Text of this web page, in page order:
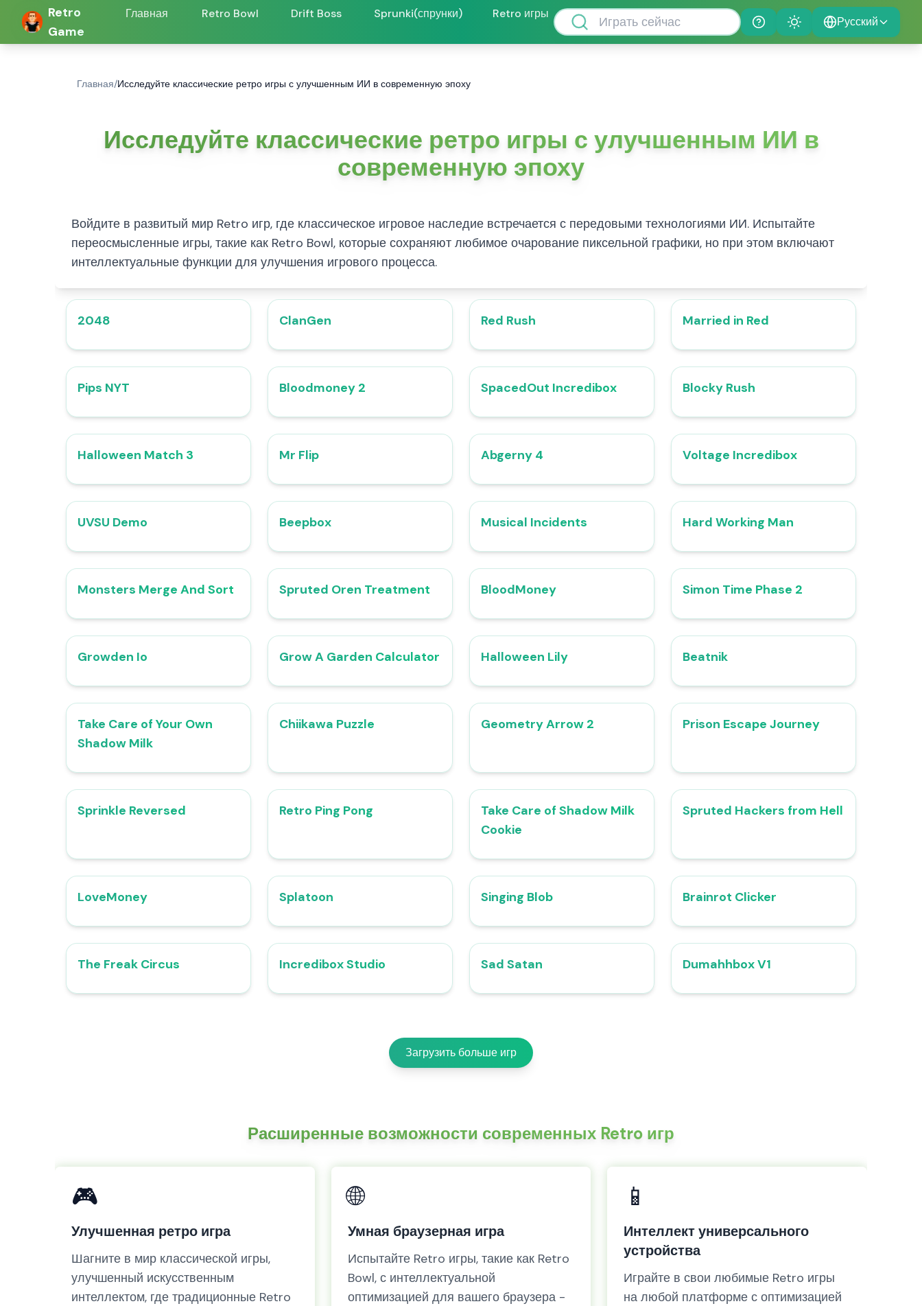
Retro
Game
Главная Retro Bowl Drift Boss Sprunki(спрунки)
Retro игры
Help
Theme Русский
Главная/Исследуйте классические ретро игры с улучшенным ИИ в современную эпоху
Исследуйте классические ретро игры с улучшенным ИИ в
современную эпоху
Войдите в развитый мир Retro игр, где классическое игровое наследие встречается с передовыми технологиями ИИ. Испытайте
переосмысленные игры, такие как Retro Bowl, которые сохраняют любимое очарование пиксельной графики, но при этом включают
интеллектуальные функции для улучшения игрового процесса.
2048 ClanGen Red Rush Married in Red
Pips NYT Bloodmoney 2 SpacedOut Incredibox Blocky Rush
Halloween Match 3 Mr Flip Abgerny 4 Voltage Incredibox
UVSU Demo Beepbox Musical Incidents Hard Working Man
4.7
Monsters Merge And Sort 4.4
Spruted Oren Treatment BloodMoney Simon Time Phase 2
Growden Io 4.9
Grow A Garden Calculator Halloween Lily Beatnik
Take Care of Your Own
Shadow Milk
Chiikawa Puzzle Geometry Arrow 2 Prison Escape Journey
Sprinkle Reversed Retro Ping Pong 5.0
Take Care of Shadow Milk
Cookie
4.8
Spruted Hackers from Hell
LoveMoney Splatoon Singing Blob Brainrot Clicker
The Freak Circus Incredibox Studio Sad Satan Dumahhbox V1
Загрузить больше игр
Расширенные возможности современных Retro игр
🎮
Улучшенная ретро игра
Шагните в мир классической игры,
улучшенный искусственным
интеллектом, где традиционные Retro
🌐
Умная браузерная игра
Испытайте Retro игры, такие как Retro
Bowl, с интеллектуальной
оптимизацией для вашего браузера -
📱
Интеллект универсального
устройства
Играйте в свои любимые Retro игры
на любой платформе с оптимизацией